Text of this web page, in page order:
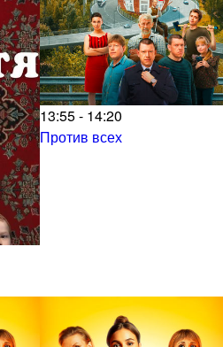
13:55 - 14:20
Против всех